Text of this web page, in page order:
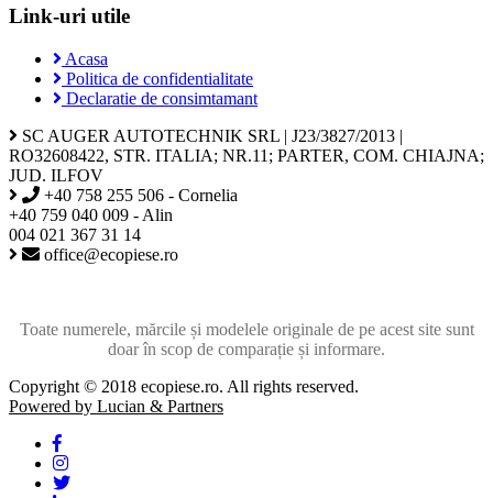
Link-uri utile
Acasa
Politica de confidentialitate
Declaratie de consimtamant
SC AUGER AUTOTECHNIK SRL | J23/3827/2013 |
RO32608422, STR. ITALIA; NR.11; PARTER, COM. CHIAJNA;
JUD. ILFOV
+40 758 255 506 - Cornelia
+40 759 040 009 - Alin
004 021 367 31 14
office@ecopiese.ro
Toate numerele, mărcile și modelele originale de pe acest site sunt
doar în scop de comparație și informare.
Copyright © 2018 ecopiese.ro. All rights reserved.
Powered by Lucian & Partners